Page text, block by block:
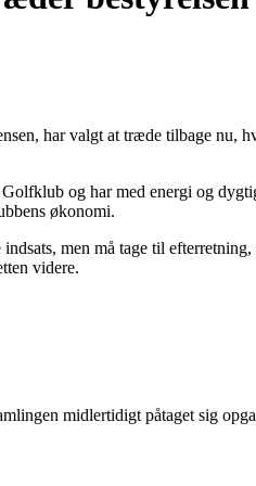
har valgt at træde tilbage nu,
og har med energi og
økonomi.
men må tage til efterretning,
videre.
midlertidigt påtaget sig